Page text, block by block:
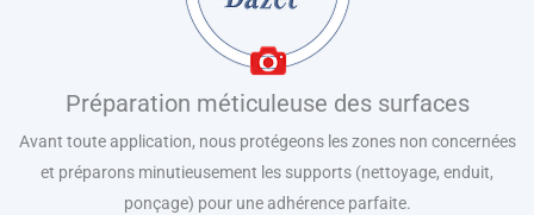
Préparation méticuleuse des surfaces
Avant toute application, nous protégeons les zones non concernées
et préparons minutieusement les supports (nettoyage, enduit,
ponçage) pour une adhérence parfaite.